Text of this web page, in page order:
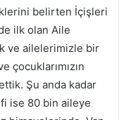
belirten İçişleri
ilk olan Aile
ve ailelerimizle bir
çocuklarımızın
Şu anda kadar
ise 80 bin aileye